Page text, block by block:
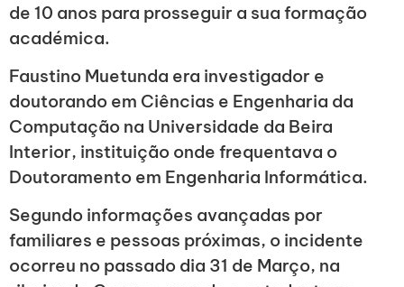
de 10 anos para prosseguir a sua formação
académica.
Faustino Muetunda era investigador e
doutorando em Ciências e Engenharia da
Computação na Universidade da Beira
Interior, instituição onde frequentava o
Doutoramento em Engenharia Informática.
Segundo informações avançadas por
familiares e pessoas próximas, o incidente
ocorreu no passado dia 31 de Março, na